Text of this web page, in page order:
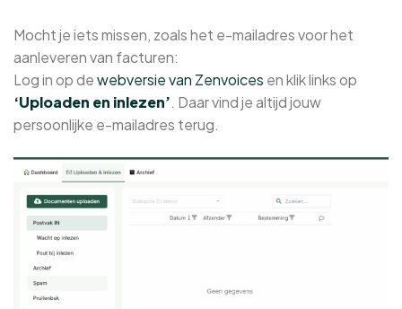
Mocht je iets missen, zoals het e-mailadres voor het
aanleveren van facturen:
Log in op dewebversie van Zenvoices en klik links op
‘Uploaden en inlezen’. Daar vind je altijd jouw
persoonlijke e-mailadres terug.